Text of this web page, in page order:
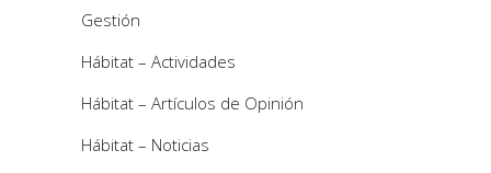
Gestión
Hábitat – Actividades
Hábitat – Artículos de Opinión
Hábitat – Noticias